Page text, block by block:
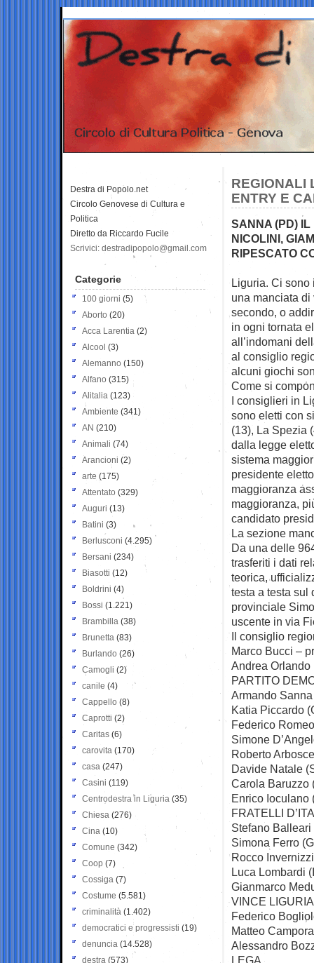
REGIONALI
ENTRY E
SANNA (PD) IL
NICOLINI,
RIPESCATO
Liguria. Ci sono
una manciata di
secondo, o
in ogni tornata
all’indomani
al consiglio
alcuni giochi
Come si
I consiglieri in
sono eletti con
(13), La Spezia
dalla legge
sistema
presidente
maggioranza
maggioranza,
candidato
La sezione
Da una delle
trasferiti i dati
teorica,
testa a testa sul
provinciale
uscente in via
Il consiglio
Marco Bucci –
Andrea Orlando
PARTITO
Armando
Katia Piccardo
Federico
Simone
Roberto
Davide Natale
Carola Baruzzo
Enrico Ioculano
FRATELLI
Stefano Balleari
Simona Ferro
Rocco
Luca Lombardi
Gianmarco
VINCE
Federico
Matteo
Alessandro
LEGA
Destra di Popolo.net
Circolo Genovese di Cultura e
Politica
Diretto da Riccardo Fucile
Scrivici: destradipopolo@gmail.com
Categorie
100 giorni (5)
Aborto (20)
Acca Larentia (2)
Alcool (3)
Alemanno (150)
Alfano (315)
Alitalia (123)
Ambiente (341)
AN (210)
Animali (74)
Arancioni (2)
arte (175)
Attentato (329)
Auguri (13)
Batini (3)
Berlusconi (4.295)
Bersani (234)
Biasotti (12)
Boldrini (4)
Bossi (1.221)
Brambilla (38)
Brunetta (83)
Burlando (26)
Camogli (2)
canile (4)
Cappello (8)
Caprotti (2)
Caritas (6)
carovita (170)
casa (247)
Casini (119)
Centrodestra in Liguria (35)
Chiesa (276)
Cina (10)
Comune (342)
Coop (7)
Cossiga (7)
Costume (5.581)
criminalità (1.402)
democratici e progressisti (19)
denuncia (14.528)
destra (573)